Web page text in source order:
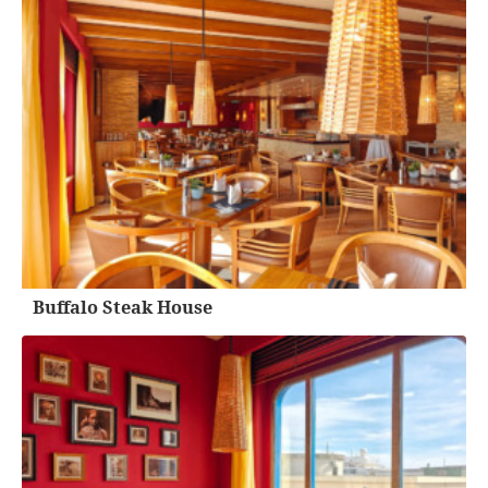
Buffalo Steak House